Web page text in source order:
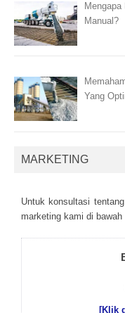
Manual?
Yang
MARKETING
Untuk kоnsultаsі
mаrkеtіng kаmі dі bаwаh
[Klik